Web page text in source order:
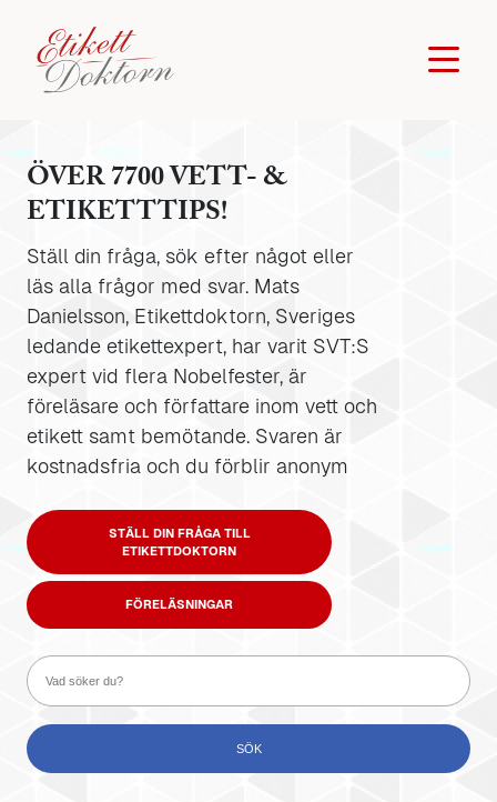
ÖVER 7700 VETT- &
ETIKETTTIPS!
Ställ din fråga, sök efter något eller
läs alla frågor med svar. Mats
Danielsson, Etikettdoktorn, Sveriges
ledande etikettexpert, har varit SVT:S
expert vid flera Nobelfester, är
föreläsare och författare inom vett och
etikett samt bemötande. Svaren är
kostnadsfria och du förblir anonym
STÄLL DIN FRÅGA TILL
ETIKETTDOKTORN
FÖRELÄSNINGAR